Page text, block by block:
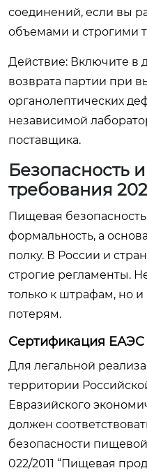
соединений, если вы
объемами и строгими
Действие: Включите в
возврата партии при
органолептических
независимой
поставщика.
Безопасность
требования
Пищевая
формальность, а
полку. В России и
строгие регламенты.
только к штрафам, но
потерям.
Сертификация
Для легальной
территории
Евразийского
должен
безопасности
022/2011 “Пищевая